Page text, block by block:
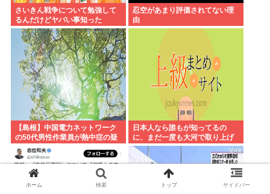
さいきん戦争について勉強して
るんだけどヤバい事知った
忍空があまり評価されてない理
由
【島根】中国電力ネットワーク
の50代男性作業員が熱中症の疑
いで死亡 鉄塔の保守作業後に倒
れる 邑南町
日本人なら誰もが知ってるの
に、まだ一度も大河で取り上げ
られてない歴史上の人物
ホーム 検索 トップ サイドバー